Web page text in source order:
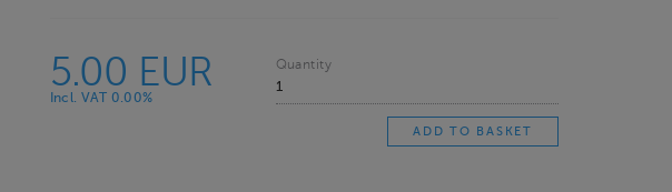
5.00 EUR
Incl. VAT 0.00%
Quantity